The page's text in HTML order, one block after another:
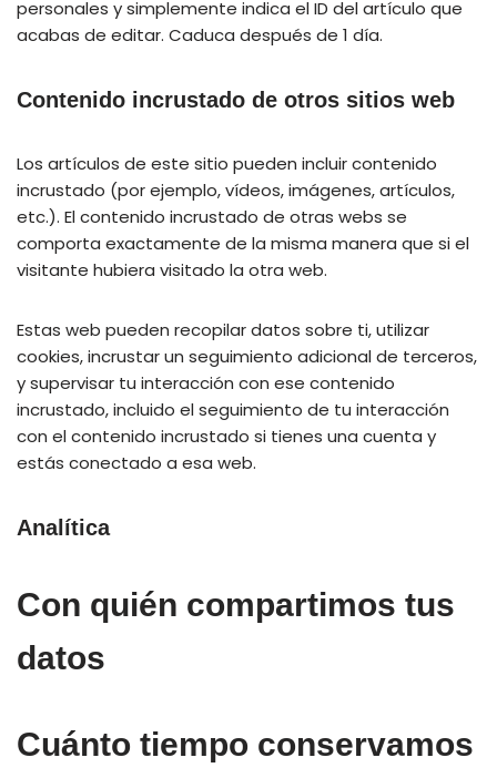
personales y simplemente indica el ID del artículo que
acabas de editar. Caduca después de 1 día.
Contenido incrustado de otros sitios web
Los artículos de este sitio pueden incluir contenido
incrustado (por ejemplo, vídeos, imágenes, artículos,
etc.). El contenido incrustado de otras webs se
comporta exactamente de la misma manera que si el
visitante hubiera visitado la otra web.
Estas web pueden recopilar datos sobre ti, utilizar
cookies, incrustar un seguimiento adicional de terceros,
y supervisar tu interacción con ese contenido
incrustado, incluido el seguimiento de tu interacción
con el contenido incrustado si tienes una cuenta y
estás conectado a esa web.
Analítica
Con quién compartimos tus
datos
Cuánto tiempo conservamos